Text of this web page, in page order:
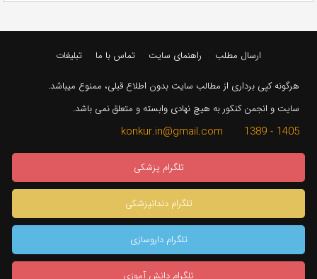
ارسال مطلب راهنمای سایت تماس با ما تبلیغات
هرگونه کپی برداری از مطالب سایت بدون اطلاع قبلی، ممنوع میباشد.
سایت و انجمن کنکور به هیچ نهادی وابسته و متعلق نمی باشد.
1405 - 1389 konkur.in@gmail.com
تلگرام پزشکی
تلگرام دندانپزشکی
تلگرام داروسازی
تلگرام دانش آموزی